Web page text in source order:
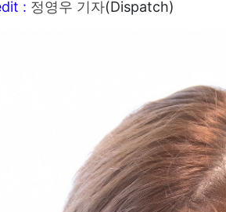
: 정영우 기자(Dispatch)